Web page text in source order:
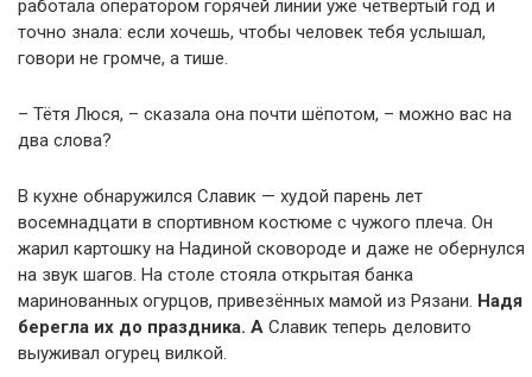
работала оператором горячей линии уже четвёртый год и
точно знала: если хочешь, чтобы человек тебя услышал,
говори не громче, а тише.
– Тётя Люся, – сказала она почти шёпотом, – можно вас на
два слова?
В кухне обнаружился Славик — худой парень лет
восемнадцати в спортивном костюме с чужого плеча. Он
жарил картошку на Надиной сковороде и даже не обернулся
на звук шагов. На столе стояла открытая банка
маринованных огурцов, привезённых мамой из Рязани. Надя
берегла их до праздника. А Славик теперь деловито
выуживал огурец вилкой.